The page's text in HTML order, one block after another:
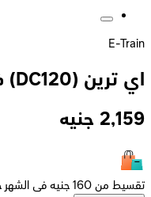
E-Train
اي ترين (DC120) كابل كات 305 متر موديل 4CCS+4CCA - رمادى
2,159 جنيه
تقسيط من 160 جنيه فى الشهر حتى 24 الشهر